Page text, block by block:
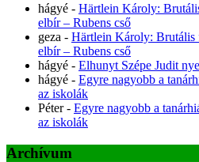
hágyé - Härtlein Károly:
elbír – Rubens cső
geza - Härtlein Károly: Brutális
elbír – Rubens cső
hágyé - Elhunyt Szépe Judit
hágyé - Egyre nagyobb a
az iskolák
Péter- Egyre nagyobb a
az iskolák
Archívum